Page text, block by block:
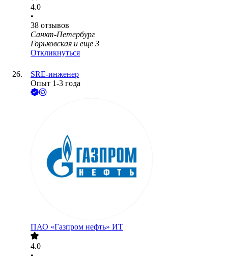
4.0
•
38 отзывов
Санкт-Петербург
Горьковская и еще 3
Откликнуться
SRE-инженер
Опыт 1-3 года
ПАО «Газпром нефть» ИТ
4.0